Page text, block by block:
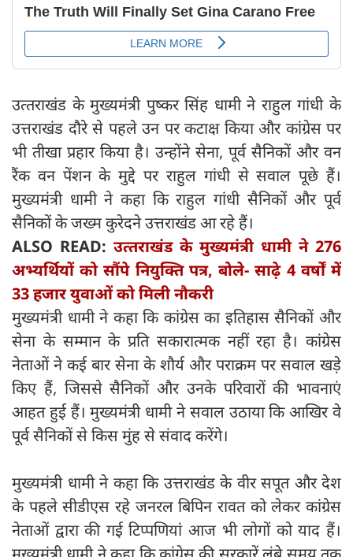
उत्‍तराखंड के मुख्यमंत्री पुष्कर सिंह धामी ने राहुल गांधी के
उत्तराखंड दौरे से पहले उन पर कटाक्ष किया और कांग्रेस पर
भी तीखा प्रहार किया है। उन्होंने सेना, पूर्व सैनिकों और वन
रैंक वन पेंशन के मुद्दे पर राहुल गांधी से सवाल पूछे हैं।
मुख्यमंत्री धामी ने कहा कि राहुल गांधी सैनिकों और पूर्व
सैनिकों के जख्म कुरेदने उत्तराखंड आ रहे हैं।
ALSO READ: उत्‍तराखंड के मुख्यमंत्री धामी ने 276
अभ्यर्थियों को सौंपे नियुक्ति पत्र, बोले- साढ़े 4 वर्षों में
33 हजार युवाओं को मिली नौकरी
मुख्यमंत्री धामी ने कहा कि कांग्रेस का इतिहास सैनिकों और
सेना के सम्मान के प्रति सकारात्मक नहीं रहा है। कांग्रेस
नेताओं ने कई बार सेना के शौर्य और पराक्रम पर सवाल खड़े
किए हैं, जिससे सैनिकों और उनके परिवारों की भावनाएं
आहत हुई हैं। मुख्यमंत्री धामी ने सवाल उठाया कि आखिर वे
पूर्व सैनिकों से किस मुंह से संवाद करेंगे।
मुख्यमंत्री धामी ने कहा कि उत्तराखंड के वीर सपूत और देश
के पहले सीडीएस रहे जनरल बिपिन रावत को लेकर कांग्रेस
नेताओं द्वारा की गई टिप्पणियां आज भी लोगों को याद हैं।